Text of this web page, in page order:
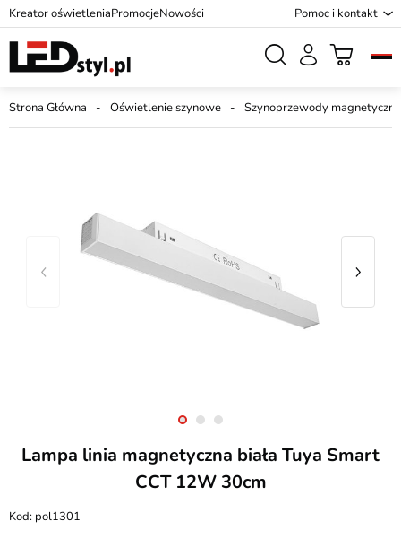
Kreator oświetleniaPromocjeNowości Pomoc i kontakt
Strona Główna Oświetlenie szynowe Szynoprzewody magnetyczne
Lampa linia magnetyczna biała Tuya Smart
CCT 12W 30cm
pol1301